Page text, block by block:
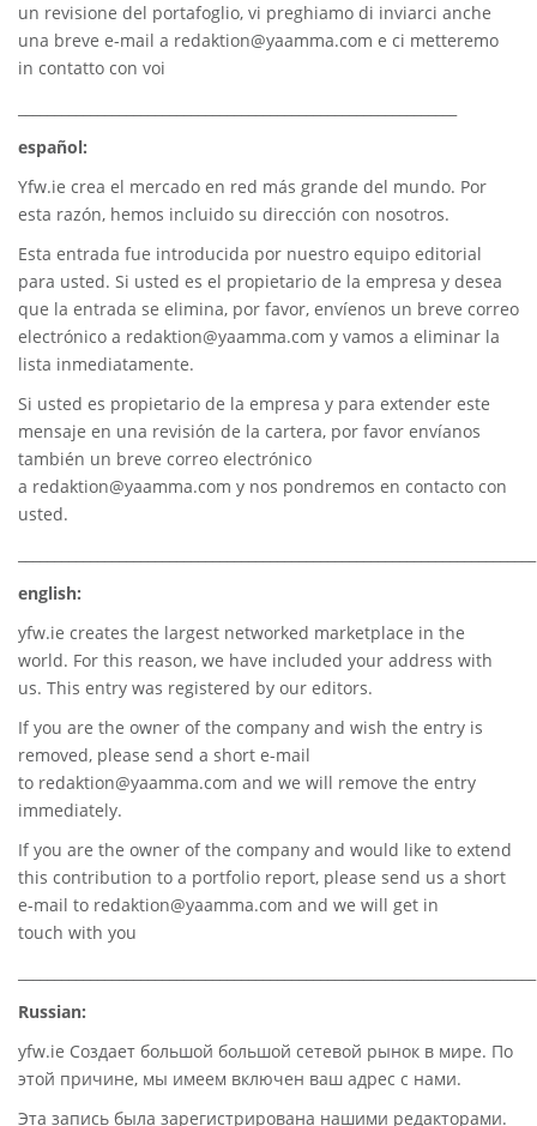
un revisione del portafoglio, vi preghiamo di inviarci anche
una breve e-mail a redaktion@yaamma.com e ci metteremo
in contatto con voi
español:
Yfw.ie crea el mercado en red más grande del mundo. Por
esta razón, hemos incluido su dirección con nosotros.
Esta entrada fue introducida por nuestro equipo editorial
para usted. Si usted es el propietario de la empresa y desea
que la entrada se elimina, por favor, envíenos un breve correo
electrónico a redaktion@yaamma.com y vamos a eliminar la
lista inmediatamente.
Si usted es propietario de la empresa y para extender este
mensaje en una revisión de la cartera, por favor envíanos
también un breve correo electrónico
a redaktion@yaamma.com y nos pondremos en contacto con
usted.
english:
yfw.ie creates the largest networked marketplace in the
world. For this reason, we have included your address with
us. This entry was registered by our editors.
If you are the owner of the company and wish the entry is
removed, please send a short e-mail
to redaktion@yaamma.com and we will remove the entry
immediately.
If you are the owner of the company and would like to extend
this contribution to a portfolio report, please send us a short
e-mail to redaktion@yaamma.com and we will get in
touch with you
Russian:
yfw.ie Создает большой большой сетевой рынок в мире. По
этой причине, мы имеем включен ваш адрес с нами.
Эта запись была зарегистрирована нашими редакторами.